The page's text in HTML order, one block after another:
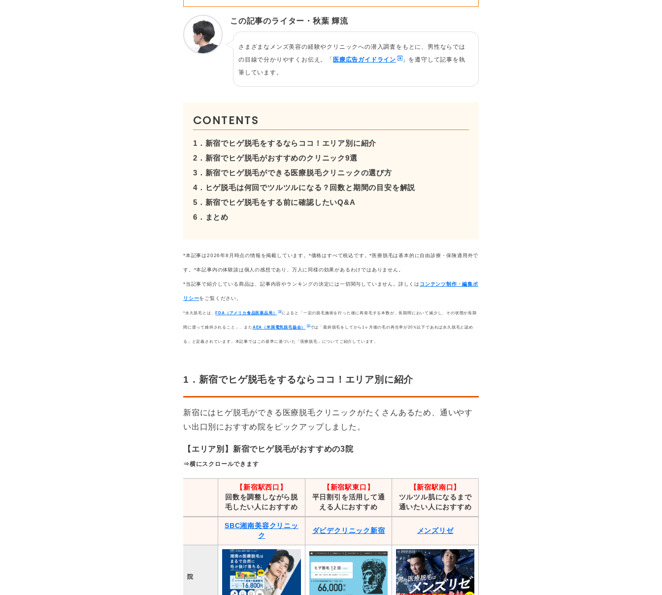
この記事のライター・秋葉 輝流
さまざまなメンズ美容の経験やクリニックへの潜入調査をもとに、男性ならでは
の目線で分かりやすくお伝え。「 医療広告ガイドライン
」を遵守して記事を執
筆しています。
CONTENTS
1．新宿でヒゲ脱毛をするならココ！エリア別に紹介
2．新宿でヒゲ脱毛がおすすめのクリニック9選
3．新宿でヒゲ脱毛ができる医療脱毛クリニックの選び方
4．ヒゲ脱毛は何回でツルツルになる？回数と期間の目安を解説
5．新宿でヒゲ脱毛をする前に確認したいQ&A
6．まとめ
*本記事は2026年8月時点の情報を掲載しています。*価格はすべて税込です。*医療脱毛は基本的に自由診療・保険適用外で
す。*本記事内の体験談は個人の感想であり、万人に同様の効果があるわけではありません。
*当記事で紹介している商品は、記事内容やランキングの決定には一切関与していません。詳しくは コンテンツ制作・編集ポ
リシーをご覧ください。
*永久脱毛とは、 FDA（アメリカ食品医薬品局） によると「一定の脱毛施術を行った後に再発毛する本数が、長期間において減少し、その状態が長期
間に渡って維持されること」、また AEA（米国電気脱毛協会） では「最終脱毛をしてから1ヶ月後の毛の再生率が20％以下であれば永久脱毛と認め
る」と定義されています。本記事ではこの基準に基づいた「医療脱毛」についてご紹介しています。
1．新宿でヒゲ脱毛をするならココ！エリア別に紹介
新宿にはヒゲ脱毛ができる医療脱毛クリニックがたくさんあるため、通いやす
い出口別におすすめ院をピックアップしました。
【エリア別】新宿でヒゲ脱毛がおすすめの3院
⇒横にスクロールできます
【新宿駅西口】
回数を調整しながら脱
毛したい人におすすめ
【 新宿駅東口】
平日割引を活用して通
える人におすすめ
【新宿駅南口】
ツルツル肌になるまで
通いたい人におすすめ
SBC湘南美容クリニッ
ク
ダビデクリニック新宿 メンズリゼ
院